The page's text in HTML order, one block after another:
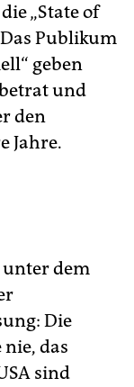
„State of
Publikum
geben
und
den
Jahre.
unter dem
Die
das
sind